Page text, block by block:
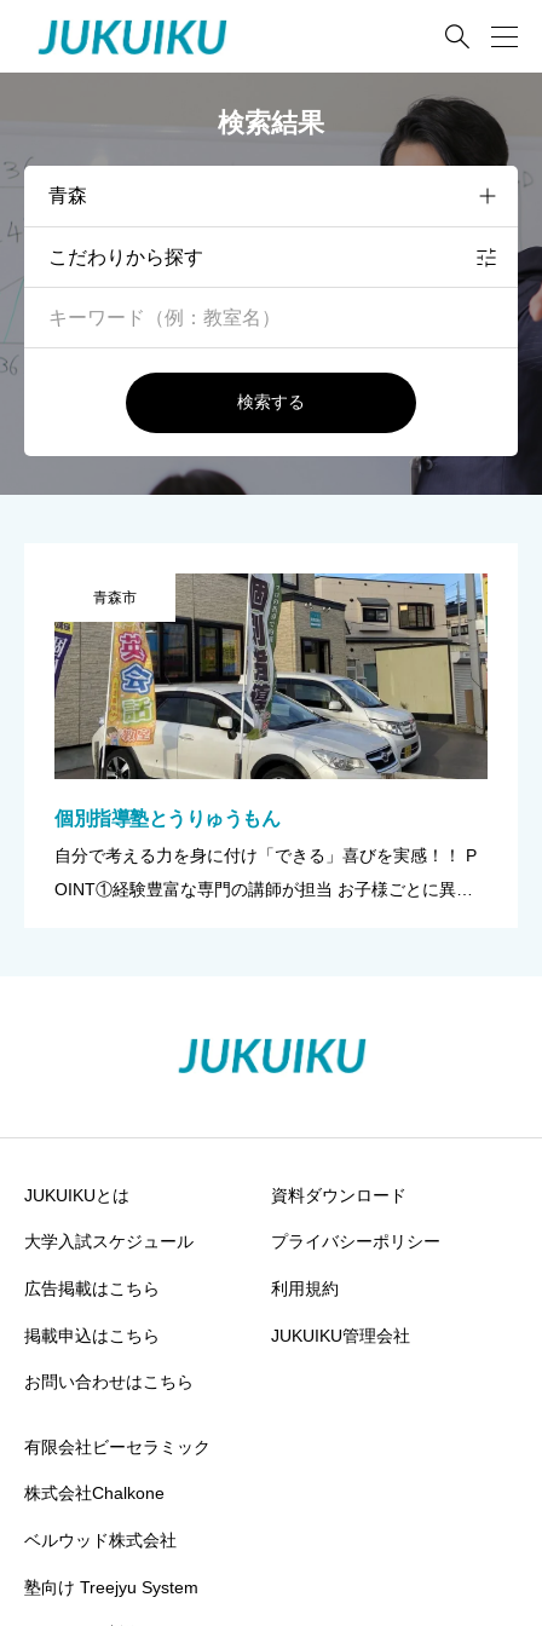

検索結果
こだわりから探す
検索する
青森市
個別指導塾とうりゅうもん
自分で考える力を身に付け「できる」喜びを実感！！ P
OINT①経験豊富な専門の講師が担当 お子様ごとに異な
JUKUIKUとは
大学入試スケジュール
広告掲載はこちら
掲載申込はこちら
お問い合わせはこちら
資料ダウンロード
プライバシーポリシー
利用規約
JUKUIKU管理会社
有限会社ビーセラミック
株式会社Chalkone
ベルウッド株式会社
塾向け Treejyu System